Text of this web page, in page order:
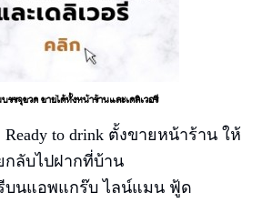
บรรจุขวด ขายได้ทั้งหน้าร้านและเดลิเวอรี
to drink ตั้งขายหน้าร้าน ให้
ลับไปฝากที่บ้าน
บนแอพแกร๊บ ไลน์แมน ฟู้ด